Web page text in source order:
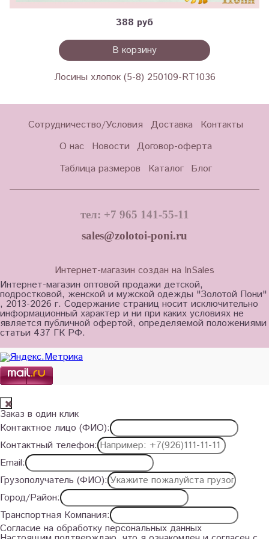
388 руб
В корзину
Лосины хлопок (5-8) 250109-RT1036
Сотрудничество/Условия Доставка
Контакты
О нас
Новости Договор-оферта
Таблица размеров
Каталог Блог
тел: +7 965 141-55-11
sales@zolotoi-poni.ru
Интернет-магазин создан на InSales
Интернет-магазин оптовой продажи детской,
подростковой, женской и мужской одежды "Золотой Пони"
, 2013-2026 г. Содержание страниц носит исключительно
информационный характер и ни при каких условиях не
является публичной офертой, определяемой положениями
статьи 437 ГК РФ.
Заказ в один клик
Контактное лицо (ФИО):
Контактный телефон:
Email:
Грузополучатель (ФИО):
Город/Район:
Транспортная Компания:
Согласие на обработку персональных данных